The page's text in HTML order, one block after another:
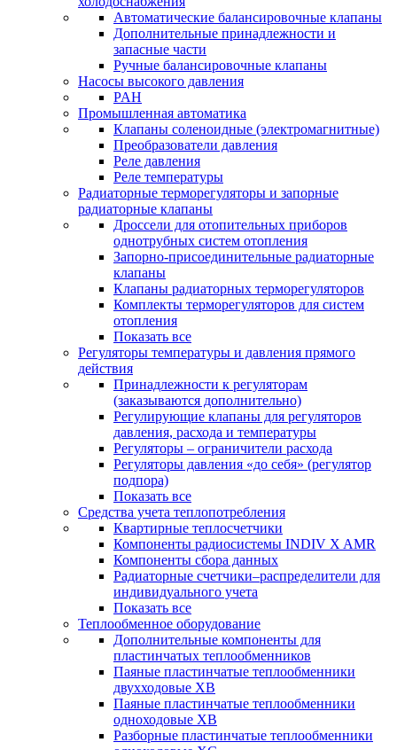
Автоматические балансировочные клапаны
Дополнительные принадлежности и
запасные части
Ручные балансировочные клапаны
Насосы высокого давления
PAH
Промышленная автоматика
Клапаны соленоидные (электромагнитные)
Преобразователи давления
Реле давления
Реле температуры
Радиаторные терморегуляторы и запорные
радиаторные клапаны
Дроссели для отопительных приборов
однотрубных систем отопления
Запорно-присоединительные радиаторные
клапаны
Клапаны радиаторных терморегуляторов
Комплекты терморегуляторов для систем
отопления
Показать все
Регуляторы температуры и давления прямого
действия
Принадлежности к регуляторам
(заказываются дополнительно)
Регулирующие клапаны для регуляторов
давления, расхода и температуры
Регуляторы – ограничители расхода
Регуляторы давления «до себя» (регулятор
подпора)
Показать все
Средства учета теплопотребления
Квартирные теплосчетчики
Компоненты радиосистемы INDIV X AMR
Компоненты сбора данных
Радиаторные счетчики–распределители для
индивидуального учета
Показать все
Теплообменное оборудование
Дополнительные компоненты для
пластинчатых теплообменников
Паяные пластинчатые теплообменники
двухходовые XB
Паяные пластинчатые теплообменники
одноходовые ХВ
Разборные пластинчатые теплообменники